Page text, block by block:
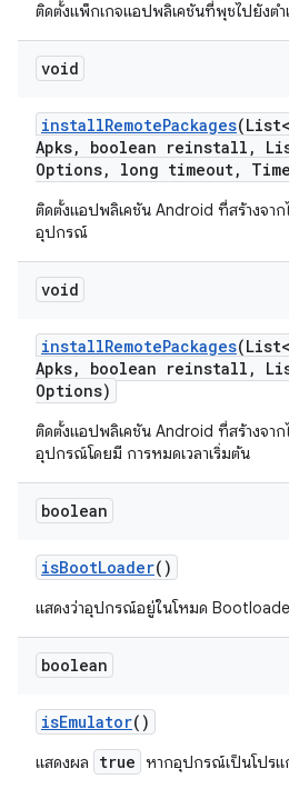
ติดตั้งแพ็กเกจแอปพลิเคชันที่พุชไปยังต
void
installRemotePackages
Apks, boolean reinstall ,
Options, long timeout, Time
ติดตั้งแอปพลิเคชัน Android ที่สร้างจา
อุปกรณ์
void
installRemotePackages
Apks, boolean reinstall ,
Options)
ติดตั้งแอปพลิเคชัน Android ที่สร้างจา
อุปกรณ์โดยมี การหมดเวลาเริ่มต้น
boolean
isBootLoader()
แสดงว่าอุปกรณ์อยู่ในโหมด
boolean
isEmulator()
แสดงผล true หากอุปกรณ์เป็นโปรแ